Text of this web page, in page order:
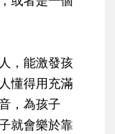
，能激發孩
懂得用充滿
，為孩子
就會樂於靠